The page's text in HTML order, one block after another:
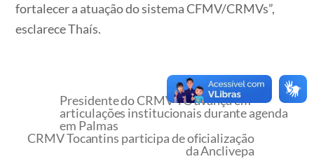
fortalecer a atuação do sistema CFMV/CRMVs”,
esclarece Thaís.
Presidente do CRMV-TO avança em
articulações institucionais durante agenda
em Palmas
CRMV Tocantins participa de oficialização
da Anclivepa